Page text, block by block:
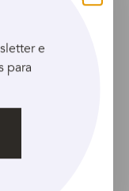
básicos
Fechar
e
para